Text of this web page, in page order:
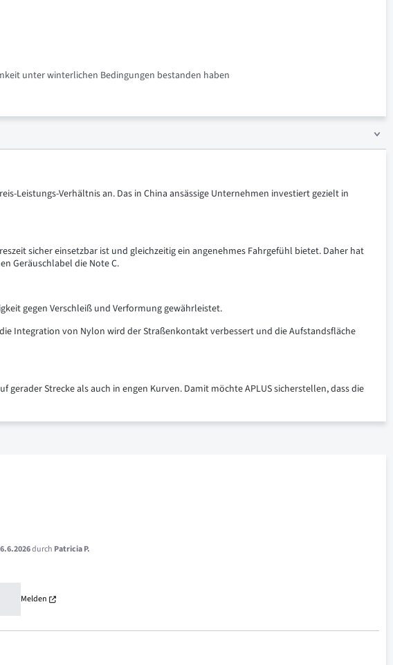
unter winterlichen Bedingungen bestanden haben
Leistungs-Verhältnis an. Das in China ansässige Unternehmen investiert gezielt in
sicher einsetzbar ist und gleichzeitig ein angenehmes Fahrgefühl bietet. Daher hat
Geräuschlabel die Note C.
gegen Verschleiß und Verformung gewährleistet.
Integration von Nylon wird der Straßenkontakt verbessert und die Aufstandsfläche
Strecke als auch in engen Kurven. Damit möchte APLUS sicherstellen, dass die
durch Patricia P.
Melden